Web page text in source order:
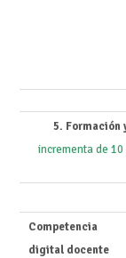
5. Formación
incrementa de
Competencia
digital docente